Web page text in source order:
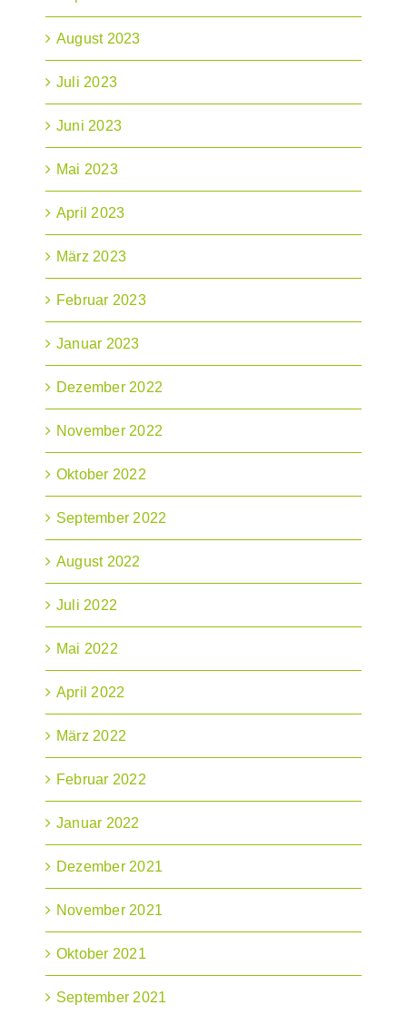
August 2023
Juli 2023
Juni 2023
Mai 2023
April 2023
März 2023
Februar 2023
Januar 2023
Dezember 2022
November 2022
Oktober 2022
September 2022
August 2022
Juli 2022
Mai 2022
April 2022
März 2022
Februar 2022
Januar 2022
Dezember 2021
November 2021
Oktober 2021
September 2021